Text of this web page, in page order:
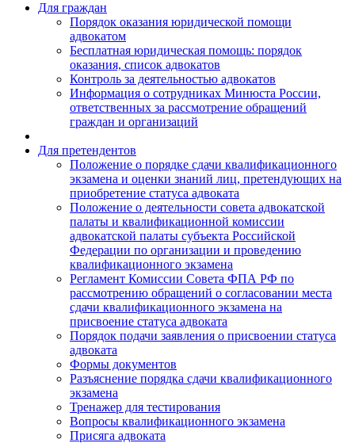
Для граждан
Порядок оказания юридической помощи
адвокатом
Бесплатная юридическая помощь: порядок
оказания, список адвокатов
Контроль за деятельностью адвокатов
Информация о сотрудниках Минюста России,
ответственных за рассмотрение обращений
граждан и организаций
Для претендентов
Положение о порядке сдачи квалификационного
экзамена и оценки знаний лиц, претендующих на
приобретение статуса адвоката
Положение о деятельности совета адвокатской
палаты и квалификационной комиссии
адвокатской палаты субъекта Российской
Федерации по организации и проведению
квалификационного экзамена
Регламент Комиссии Совета ФПА РФ по
рассмотрению обращений о согласовании места
сдачи квалификационного экзамена на
присвоение статуса адвоката
Порядок подачи заявления о присвоении статуса
адвоката
Формы документов
Разъяснение порядка сдачи квалификационного
экзамена
Тренажер для тестирования
Вопросы квалификационного экзамена
Присяга адвоката